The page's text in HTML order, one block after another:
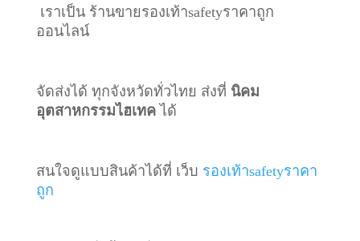
เราเป็น ร้านขายรองเท้าsafetyราคาถูก
ออนไลน์
จัดส่งได้ ทุกจังหวัดทั่วไทย ส่งที่ นิคม
อุตสาหกรรมไฮเทคได้
สนใจดูแบบสินค้าได้ที่ เว็บ รองเท้าsafetyราคา
ถูก